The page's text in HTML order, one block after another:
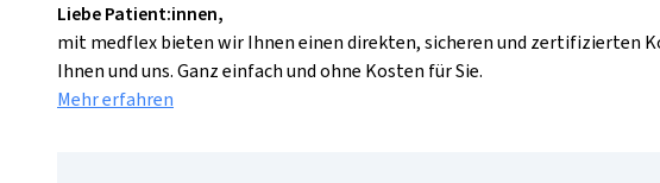
Liebe Patient:innen,
mit medflex bieten wir Ihnen einen direkten, sicheren und zertifizierten
Ihnen und uns. Ganz einfach und ohne Kosten für Sie.
Mehr erfahren